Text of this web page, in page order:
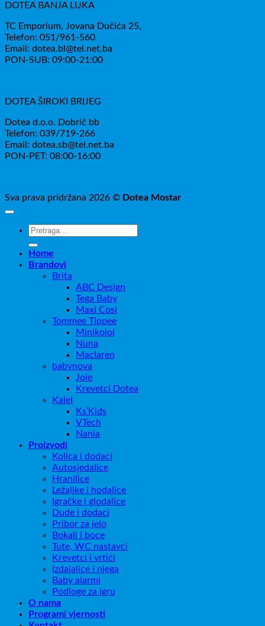
DOTEA BANJA LUKA
TC Emporium, Jovana Dučića 25,
Telefon: 051/961-560
Email: dotea.bl@tel.net.ba
PON-SUB: 09:00-21:00
DOTEA ŠIROKI BRIJEG
Dotea d.o.o. Dobrič bb
Telefon: 039/719-266
Email: dotea.sb@tel.net.ba
PON-PET: 08:00-16:00
Sva prava pridržana 2026 © Dotea Mostar
Pretraži:
Home
Brandovi
Brita
ABC Design
Tega Baby
Maxi Cosi
Tommee Tippee
Minikoioi
Nuna
Maclaren
babynova
Joie
Krevetci Dotea
Kalei
Ks’Kids
VTech
Nania
Proizvodi
Kolica i dodaci
Autosjedalice
Hranilice
Ležaljke i hodalice
Igračke i glodalice
Dude i dodaci
Pribor za jelo
Bokali i boce
Tute, WC nastavci
Krevetci i vrtići
Izdajalice i njega
Baby alarmi
Podloge za igru
O nama
Programi vjernosti